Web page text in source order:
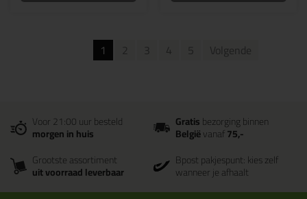
1 2 3 4 5 Volgende
Voor 21:00 uur besteld
morgen in huis
Gratisbezorging binnen
Belgiëvanaf75,-
Grootste assortiment
uit voorraad leverbaar
Bpost pakjespunt: kies zelf
wanneer je afhaalt